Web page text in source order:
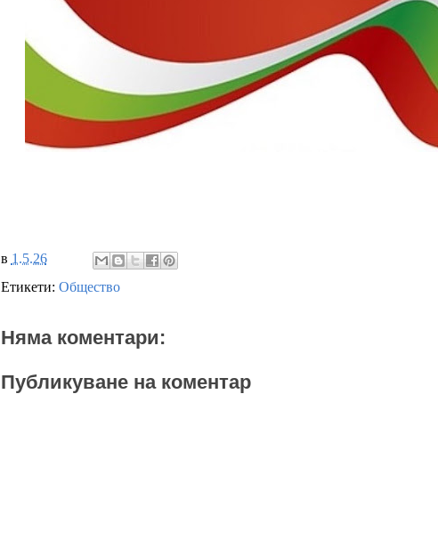
в 1.5.26
Етикети: Общество
Няма коментари:
Публикуване на коментар